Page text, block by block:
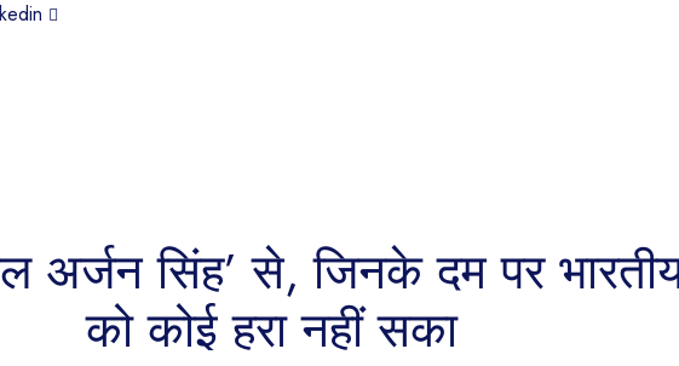
अर्जन सिंह’ से, जिनके दम पर
को कोई हरा नहीं सका